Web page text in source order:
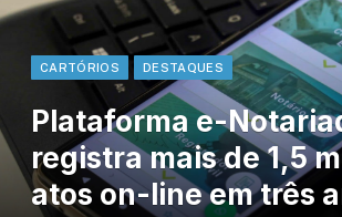
CARTÓRIOS DESTAQUES
Plataforma e-
registra mais de 1,5
atos on-line em três